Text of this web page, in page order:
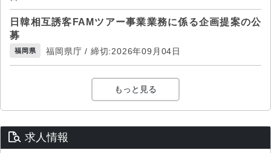
日韓相互誘客FAMツアー事業業務に係る企画提案の公
募
福岡県 福岡県庁 / 締切:2026年09月04日
もっと見る
求人情報